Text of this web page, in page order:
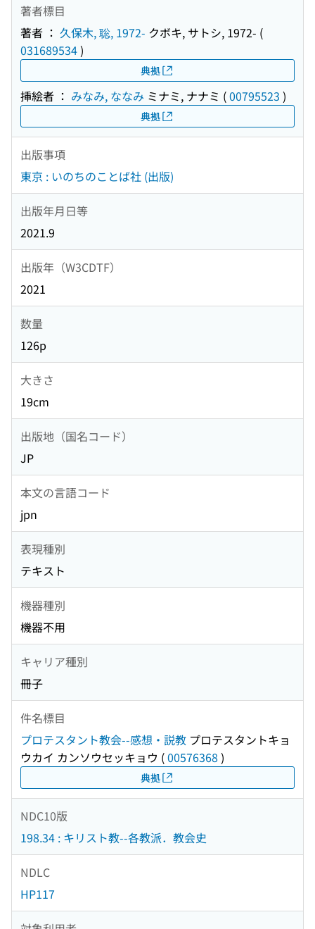
著者標目
著者 ： 久保木, 聡, 1972- クボキ, サトシ, 1972- (
031689534)
典拠
挿絵者 ： みなみ, ななみ ミナミ, ナナミ (00795523 )
典拠
出版事項
東京 : いのちのことば社 (出版)
出版年月日等
2021.9
出版年（W3CDTF）
2021
数量
126p
大きさ
19cm
出版地（国名コード）
JP
本文の言語コード
jpn
表現種別
テキスト
機器種別
機器不用
キャリア種別
冊子
件名標目
プロテスタント教会--感想・説教 プロテスタントキョ
ウカイ カンソウセッキョウ (00576368 )
典拠
NDC10版
198.34 : キリスト教--各教派．教会史
NDLC
HP117